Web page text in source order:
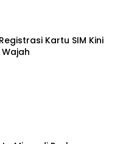
Kartu SIM Kini